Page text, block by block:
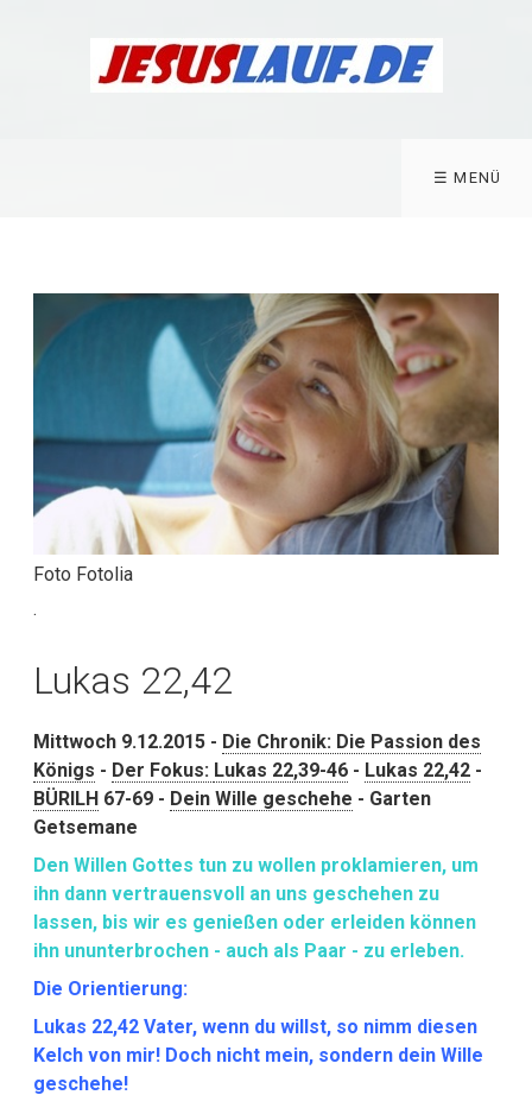
☰ MENÜ
Foto Fotolia
.
Lukas 22,42
Mittwoch 9.12.2015 - Die Chronik: Die Passion des
Königs - Der Fokus: Lukas 22,39-46 - Lukas 22,42 -
BÜRILH 67-69 - Dein Wille geschehe - Garten
Getsemane
Den Willen Gottes tun zu wollen proklamieren, um
ihn dann vertrauensvoll an uns geschehen zu
lassen, bis wir es genießen oder erleiden können
ihn ununterbrochen - auch als Paar - zu erleben.
Die Orientierung:
Lukas 22,42 Vater, wenn du willst, so nimm diesen
Kelch von mir! Doch nicht mein, sondern dein Wille
geschehe!